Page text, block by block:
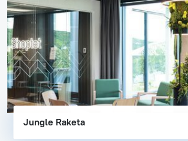
Jungle Raketa